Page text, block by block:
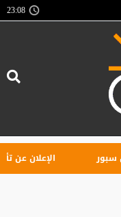
23:08
الإعلان عن تأسيس